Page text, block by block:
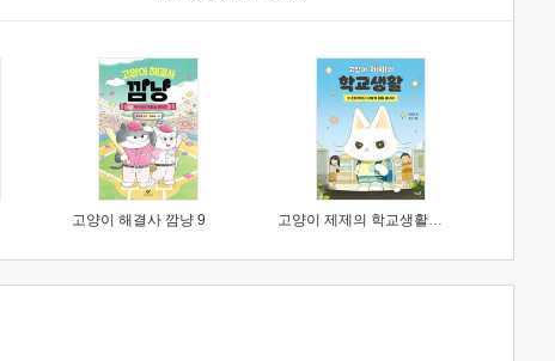
고양이 해결사 깜냥 9 고양이 제제의 학교생활 1 : 초등학생이 이렇게 힘들 줄이야